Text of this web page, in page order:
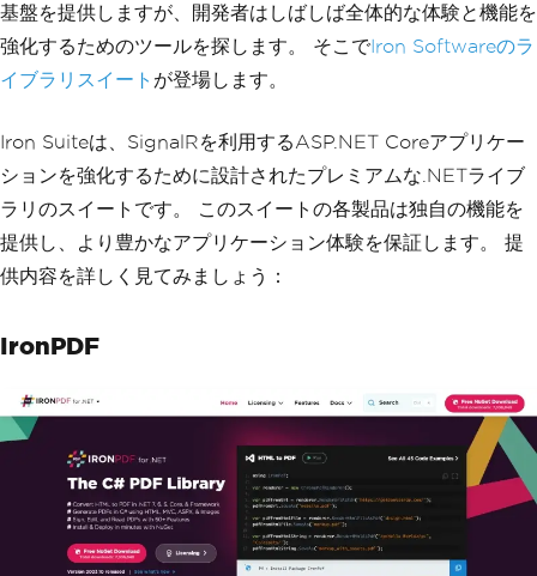
基盤を提供しますが、開発者はしばしば全体的な体験と機能を
強化するためのツールを探します。 そこでIron Softwareのラ
イブラリスイート が登場します。
Iron Suiteは、SignalRを利用するASP.NET Coreアプリケー
ションを強化するために設計されたプレミアムな.NETライブ
ラリのスイートです。 このスイートの各製品は独自の機能を
提供し、より豊かなアプリケーション体験を保証します。 提
供内容を詳しく見てみましょう：
IronPDF